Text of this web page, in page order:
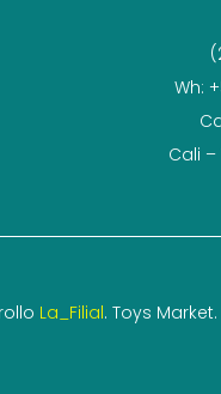
Wh:
Cali
La_Filial. Toys